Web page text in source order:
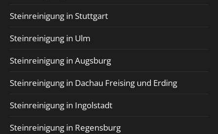
Steinreinigung in Stuttgart
Steinreinigung in Ulm
Steinreinigung in Augsburg
Steinreinigung in Dachau Freising und Erding
Steinreinigung in Ingolstadt
Steinreinigung in Regensburg